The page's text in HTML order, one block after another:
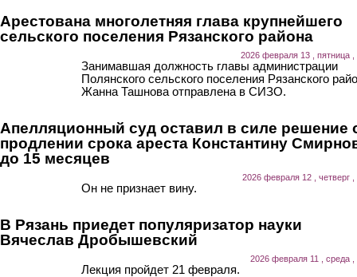
Арестована многолетняя глава крупнейшего
сельского поселения Рязанского района
2026 февраля 13 , пятница ,
Занимавшая должность главы администрации
Полянского сельского поселения Рязанского
Жанна Ташнова отправлена в СИЗО.
Апелляционный суд оставил в силе решение
продлении срока ареста Константину
до 15 месяцев
2026 февраля 12 , четверг ,
Он не признает вину.
В Рязань приедет популяризатор науки
Вячеслав Дробышевский
2026 февраля 11 , среда ,
Лекция пройдет 21 февраля.